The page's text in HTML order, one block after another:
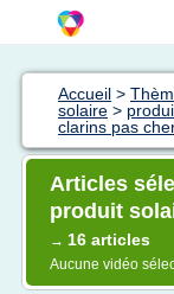
Accueil >
solaire >
clarins pas
Articles
produit
→ 16 articles
Aucune vidéo